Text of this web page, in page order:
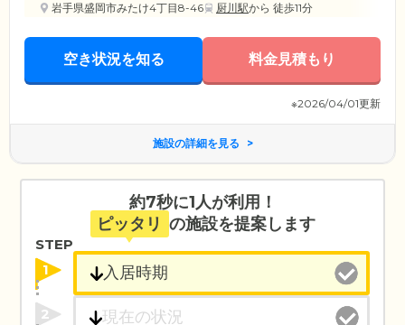
岩手県盛岡市みたけ4丁目8-46
厨川駅から 徒歩11分
空き状況を知る 料金見積もり
※2026/04/01更新
施設の詳細を見る
約7秒に1人が利用！
ピッタリ の施設を提案します
STEP
1
2